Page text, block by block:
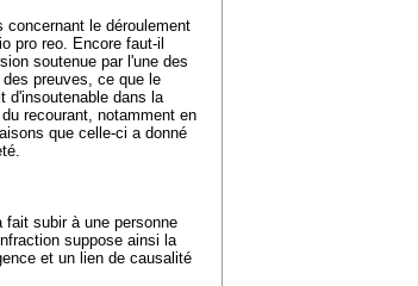
le déroulement
pro reo. Encore faut-il
soutenue par l'une des
preuves, ce que le
d'insoutenable dans la
recourant, notamment en
que celle-ci a donné
fait subir à une personne
suppose ainsi la
et un lien de causalité